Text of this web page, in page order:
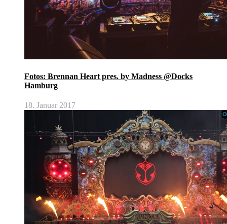
Fotos: Brennan Heart pres. by Madness @Docks
Hamburg
18. Januar 2017